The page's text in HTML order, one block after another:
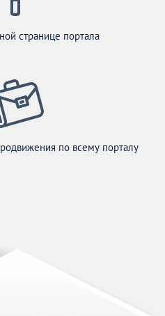
странице портала
по всему порталу